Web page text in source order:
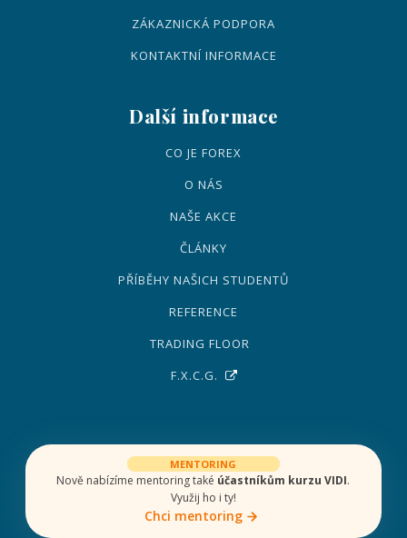
ZÁKAZNICKÁ PODPORA
KONTAKTNÍ INFORMACE
Další informace
CO JE FOREX
O NÁS
NAŠE AKCE
ČLÁNKY
PŘÍBĚHY NAŠICH STUDENTŮ
REFERENCE
TRADING FLOOR
F.X.C.G.
MENTORING
Nově nabízíme mentoring také účastníkům kurzu VIDI.
Využij ho i ty!
Chci mentoring